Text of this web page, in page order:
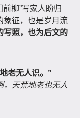
前柳”写家人盼归
征，也是岁月流
写照，也为后文的
老无人识。”
，天荒地老也无人